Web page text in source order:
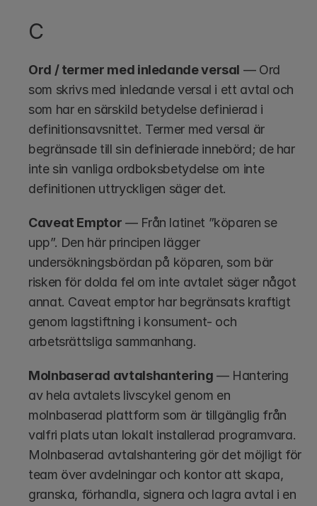
C
Ord / termer med inledande versal — Ord
som skrivs med inledande versal i ett avtal och
som har en särskild betydelse definierad i
definitionsavsnittet. Termer med versal är
begränsade till sin definierade innebörd; de har
inte sin vanliga ordboksbetydelse om inte
definitionen uttryckligen säger det.
Caveat Emptor — Från latinet ”köparen se
upp”. Den här principen lägger
undersökningsbördan på köparen, som bär
risken för dolda fel om inte avtalet säger något
annat. Caveat emptor har begränsats kraftigt
genom lagstiftning i konsument- och
arbetsrättsliga sammanhang.
Molnbaserad avtalshantering — Hantering
av hela avtalets livscykel genom en
molnbaserad plattform som är tillgänglig från
valfri plats utan lokalt installerad programvara.
Molnbaserad avtalshantering gör det möjligt för
team över avdelningar och kontor att skapa,
granska, förhandla, signera och lagra avtal i en